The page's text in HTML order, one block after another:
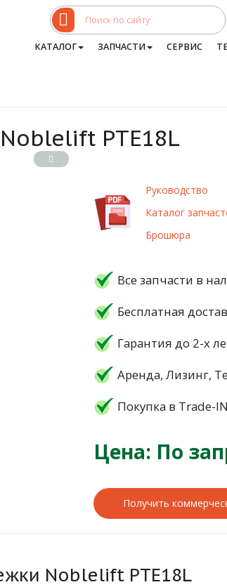
КАТАЛОГ ЗАПЧАСТИ СЕРВИС
PTE18L
Руководство
Каталог
Брошюра
Все запчасти в
Бесплатная
Гарантия до 2-х
Аренда, Лизинг,
Покупка в Trade-IN
Цена: По
Получить
Noblelift PTE18L